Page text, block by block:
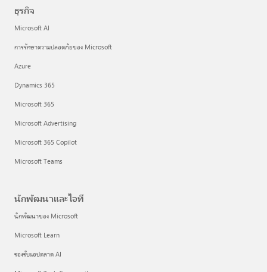
ธุรกิจ
Microsoft AI
การรักษาความปลอดภัยของ Microsoft
Azure
Dynamics 365
Microsoft 365
Microsoft Advertising
Microsoft 365 Copilot
Microsoft Teams
นักพัฒนาและไอที
นักพัฒนาของ Microsoft
Microsoft Learn
รองรับแอปตลาด AI